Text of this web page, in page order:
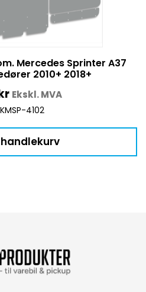
Mercedes Sprinter A37
2010+ 2018+
Ekskl. MVA
4102
handlekurv